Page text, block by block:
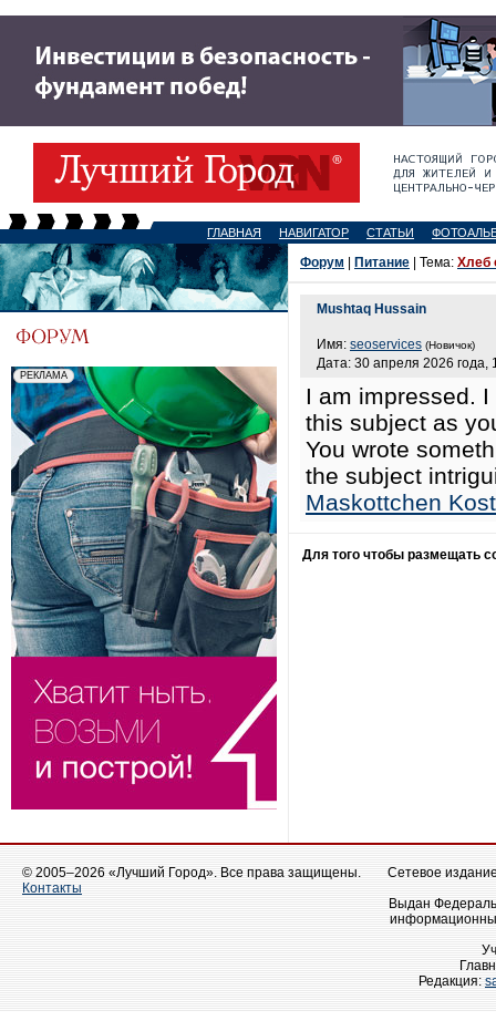
ГЛАВНАЯ НАВИГАТОР СТАТЬИ
Форум Питание | Тема: Хлеб
Mushtaq Hussain
Имя: seoservices (Новичок)
Дата: 30 апреля 2026 года,
I am impressed.
this subject as
You wrote
the subject
Maskottchen
Для того чтобы размещать
© 2005–2026 «Лучший Город». Все права защищены.
Контакты
Сетевое
Выдан
Редакция: